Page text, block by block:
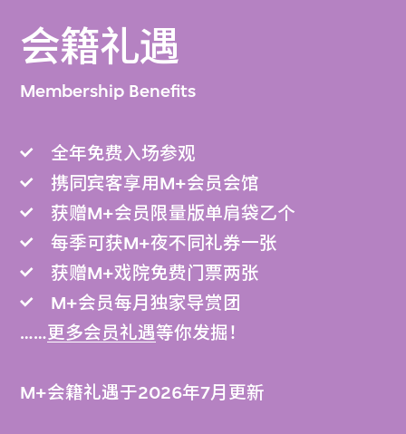
会籍礼遇
Membership Benefits
全年免费入场参观
携同宾客享用M+会员会馆
获赠M+会员限量版单肩袋乙个
每季可获M+夜不同礼券一张
获赠M+戏院免费门票两张
M+会员每月独家导赏团
……更多会员礼遇等你发掘！
M+会籍礼遇于2026年7月更新